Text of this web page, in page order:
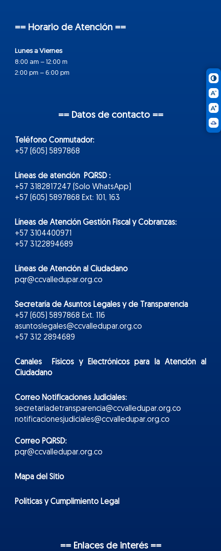
== Horario de Atención ==
Lunes a Viernes
8:00 am – 12:00 m
2:00 pm – 6:00 pm
== Datos de contacto ==
Teléfono Conmutador:
+57 (605) 5897868
Líneas de atención PQRSD :
+57 3182817247 (Solo WhatsApp)
+57 (605) 5897868 Ext: 101, 163
Líneas de Atención Gestión Fiscal y Cobranzas:
+57 3104400971
+57 3122894689
Líneas de Atención al Ciudadano
pqr@ccvalledupar.org.co
Secretaría de Asuntos Legales y de Transparencia
+57 (605) 5897868 Ext. 116
asuntoslegales@ccvalledupar.org.co
+57 312 2894689
Canales Físicos yElectrónicospara la Atención al
Ciudadano
Correo Notificaciones Judiciales:
secretariadetransparencia@ccvalledupar.org.co
notificacionesjudiciales@ccvalledupar.org.co
Correo PQRSD:
pqr@ccvalledupar.org.co
Mapa del Sitio
Políticas y Cumplimiento Legal
== Enlaces de interés ==